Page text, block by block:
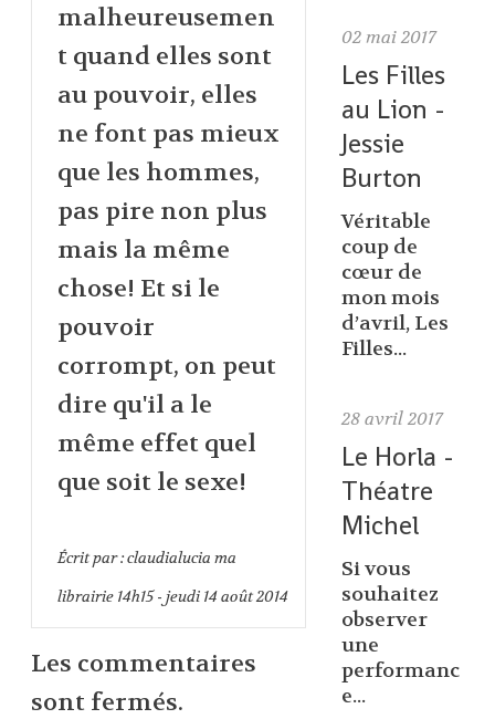
malheureusemen
t quand elles sont
au pouvoir, elles
ne font pas mieux
que les hommes,
pas pire non plus
mais la même
chose! Et si le
pouvoir
corrompt, on peut
dire qu'il a le
même effet quel
que soit le sexe!
Écrit par :claudialucia ma
librairie 14h15- jeudi 14août 2014
Les commentaires
sont fermés.
02 mai 2017
Les Filles
au Lion -
Jessie
Burton
Véritable
coup de
cœur de
mon mois
d’avril, Les
Filles...
28 avril 2017
Le Horla -
Théatre
Michel
Si vous
souhaitez
observer
une
performanc
e...